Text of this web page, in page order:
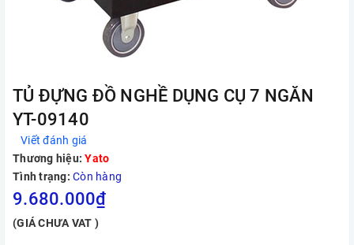
TỦ ĐỰNG ĐỒ NGHỀ DỤNG CỤ 7 NGĂN
YT-09140
Viết đánh giá
Thương hiệu: Yato
Tình trạng: Còn hàng
9.680.000₫
(GIÁ CHƯA VAT )